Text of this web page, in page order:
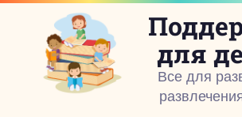
Перейти
контенту
для
Все для